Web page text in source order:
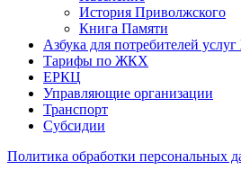
История Приволжского
Книга Памяти
Азбука для потребителей
Тарифы по ЖКХ
ЕРКЦ
Управляющие организации
Транспорт
Субсидии
Политика обработки персональных